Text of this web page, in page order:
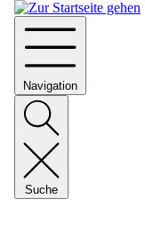
Navigation
Suche